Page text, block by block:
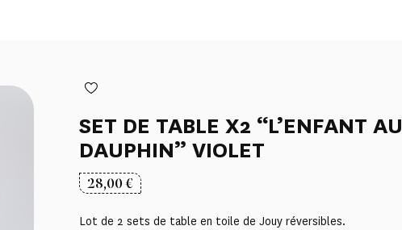
SET DE TABLE X2 “L’ENFANT AU
DAUPHIN” VIOLET
28,00€
Lot de 2 sets de table en toile de Jouy réversibles.